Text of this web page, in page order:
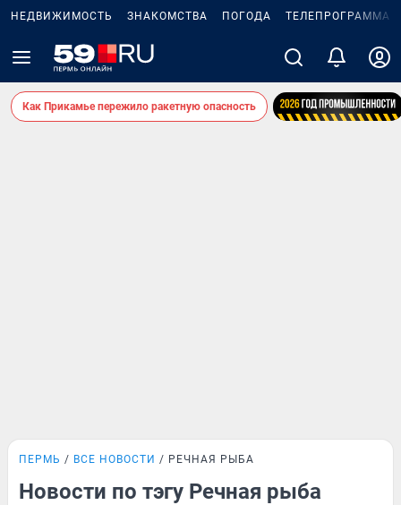
НЕДВИЖИМОСТЬ ЗНАКОМСТВА ПОГОДА ТЕЛЕПРОГРАММА
Как Прикамье пережило ракетную опасность
ПЕРМЬ ВСЕ НОВОСТИ РЕЧНАЯ РЫБА
Новости по тэгу Речная рыба